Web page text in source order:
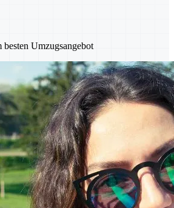
Umzugsangebot